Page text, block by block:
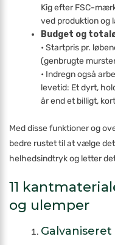
Kig efter FSC-
ved produktion og
Budget og
• Startpris pr.
(genbrugte
• Indregn også
levetid: Et dyrt,
år end et billigt,
Med disse funktioner og
bedre rustet til at vælge
helhedsindtryk og letter
11
og ulemper